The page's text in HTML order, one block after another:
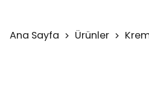
Ana Sayfa Ürünler